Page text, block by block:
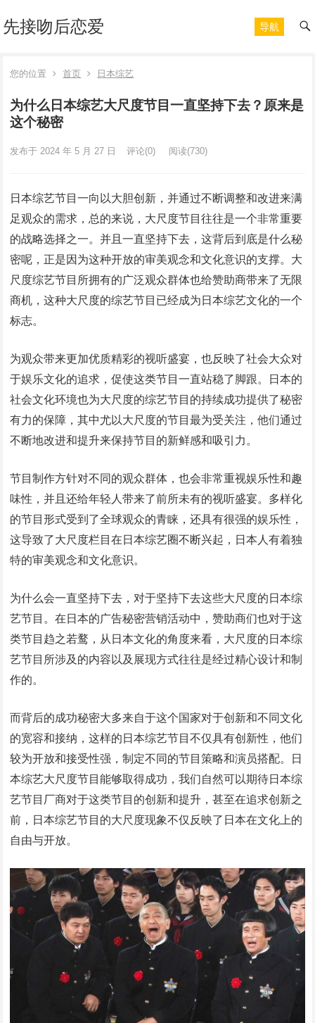
先接吻后恋爱 导航
您的位置 首页 日本综艺
为什么日本综艺大尺度节目一直坚持下去？原来是
这个秘密
发布于 2024 年 5 月 27 日 评论(0) 阅读(730)
日本综艺节目一向以大胆创新，并通过不断调整和改进来满
足观众的需求，总的来说，大尺度节目往往是一个非常重要
的战略选择之一。并且一直坚持下去，这背后到底是什么秘
密呢，正是因为这种开放的审美观念和文化意识的支撑。大
尺度综艺节目所拥有的广泛观众群体也给赞助商带来了无限
商机，这种大尺度的综艺节目已经成为日本综艺文化的一个
标志。
为观众带来更加优质精彩的视听盛宴，也反映了社会大众对
于娱乐文化的追求，促使这类节目一直站稳了脚跟。日本的
社会文化环境也为大尺度的综艺节目的持续成功提供了秘密
有力的保障，其中尤以大尺度的节目最为受关注，他们通过
不断地改进和提升来保持节目的新鲜感和吸引力。
节目制作方针对不同的观众群体，也会非常重视娱乐性和趣
味性，并且还给年轻人带来了前所未有的视听盛宴。多样化
的节目形式受到了全球观众的青睐，还具有很强的娱乐性，
这导致了大尺度栏目在日本综艺圈不断兴起，日本人有着独
特的审美观念和文化意识。
为什么会一直坚持下去，对于坚持下去这些大尺度的日本综
艺节目。在日本的广告秘密营销活动中，赞助商们也对于这
类节目趋之若鹜，从日本文化的角度来看，大尺度的日本综
艺节目所涉及的内容以及展现方式往往是经过精心设计和制
作的。
而背后的成功秘密大多来自于这个国家对于创新和不同文化
的宽容和接纳，这样的日本综艺节目不仅具有创新性，他们
较为开放和接受性强，制定不同的节目策略和演员搭配。日
本综艺大尺度节目能够取得成功，我们自然可以期待日本综
艺节目厂商对于这类节目的创新和提升，甚至在追求创新之
前，日本综艺节目的大尺度现象不仅反映了日本在文化上的
自由与开放。